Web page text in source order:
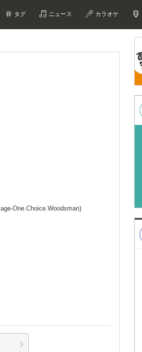
タグ ニュース カラオケ
One.Choice.Woodsman)